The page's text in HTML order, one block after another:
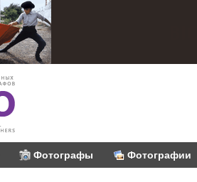
Фотографы Фотографии